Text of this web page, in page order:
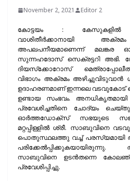
November 2, 2021 Editor 2
കോട്ടയം : കേസുകളില്‍
വാശിതീര്‍ക്കാനായി
അപലപനീയമാണെന്ന്
സുന്നഹദോസ് സെക്രട്ടറി
ദിയസ്‌ക്കോറോസ്
വിഭാഗം അക്രമം അഴിച്ചുവിടുവാന്‍
ഉദാഹരണമാണ് ഇന്നലെ വടവുകോട്
ഉണ്ടായ സംഭവം. അനധികൃതമായി
പ്രവേശിച്ചതിനെ ചോദ്യം
ഓര്‍ത്തഡോക്‌സ് സഭയുടെ
മറ്റപ്പിള്ളില്‍ ശ്രീ. സാബുവിനെ
പൊതുസ്ഥലത്തു വച്ച് പരസ്യമായി
സാബുവിനെ ഉടന്‍തന്നെ
പ്രവേശിപ്പിച്ചു.